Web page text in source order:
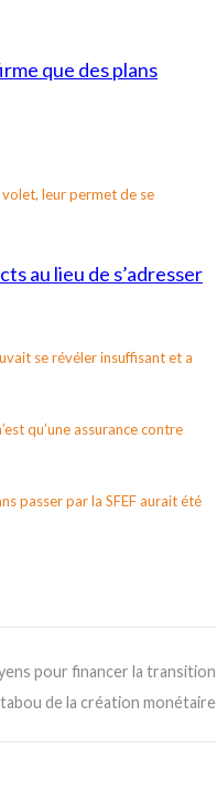
que des plans
leur permet de se
au lieu de s’adresser
se révéler insuffisant et a
qu’une assurance contre
passer par la SFEF aurait été
pour financer la transition
de la création monétaire